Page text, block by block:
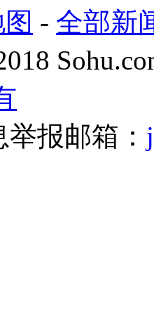
- 全部新
报邮箱：